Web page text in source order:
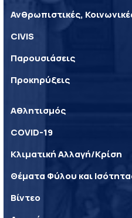
Ανθρωπιστικές,
CIVIS
Παρουσιάσεις
Προκηρύξεις
Αθλητισμός
COVID-19
Κλιματική Αλλαγή/Κρίση
Θέματα Φύλου και
Βίντεο